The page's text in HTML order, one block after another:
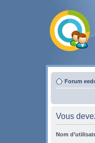
Forum
Vous
Nom